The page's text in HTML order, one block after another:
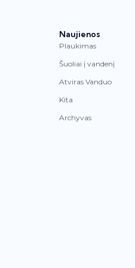
Naujienos
Plaukimas
Šuoliai į vandenį
Atviras Vanduo
Kita
Archyvas